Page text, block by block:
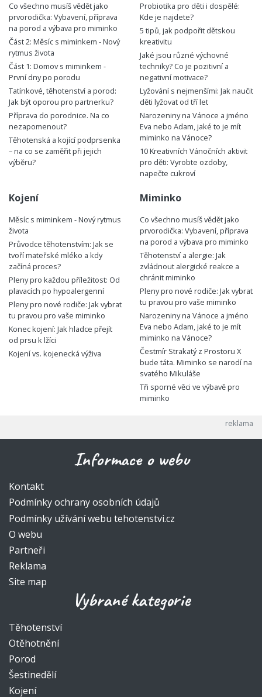
Co všechno musíš vědět jako
prvorodička: Vybavení, příprava
na porod a výbava pro miminko
Část 2: Měsíc s miminkem - Nový
rytmus života
Část 1: Domov s miminkem -
První dny po porodu
Tatínkové, těhotenství a porod:
Jak být oporou pro partnerku?
Příprava do porodnice. Na co
nezapomenout?
Těhotenská a kojící podprsenka
– na co se zaměřit při jejich
výběru?
Probiotika pro děti i dospělé:
Kde je najdete?
5 tipů, jak podpořit dětskou
kreativitu
Jaké jsou různé výchovné
techniky? Co je pozitivní a
negativní motivace?
Lyžování s nejmenšími: Jak naučit
děti lyžovat od tří let
Narozeniny na Vánoce a jméno
Eva nebo Adam, jaké to je mít
miminko na Vánoce?
10 Kreativních Vánočních aktivit
pro děti: Vyrobte ozdoby,
napečte cukroví
Kojení
Měsíc s miminkem - Nový rytmus
života
Průvodce těhotenstvím: Jak se
tvoří mateřské mléko a kdy
začíná proces?
Pleny pro každou příležitost: Od
plavacích po hypoalergenní
Pleny pro nové rodiče: Jak vybrat
tu pravou pro vaše miminko
Konec kojení: Jak hladce přejít
od prsu k lžíci
Kojení vs. kojenecká výživa
Miminko
Co všechno musíš vědět jako
prvorodička: Vybavení, příprava
na porod a výbava pro miminko
Těhotenství a alergie: Jak
zvládnout alergické reakce a
chránit miminko
Pleny pro nové rodiče: Jak vybrat
tu pravou pro vaše miminko
Narozeniny na Vánoce a jméno
Eva nebo Adam, jaké to je mít
miminko na Vánoce?
Čestmír Strakatý z Prostoru X
bude táta. Miminko se narodí na
svatého Mikuláše
Tři sporné věci ve výbavě pro
miminko
Informace o webu
Kontakt
Podmínky ochrany osobních údajů
Podmínky užívání webu tehotenstvi.cz
O webu
Partneři
Reklama
Site map
Vybrané kategorie
Těhotenství
Otěhotnění
Porod
Šestinedělí
Kojení